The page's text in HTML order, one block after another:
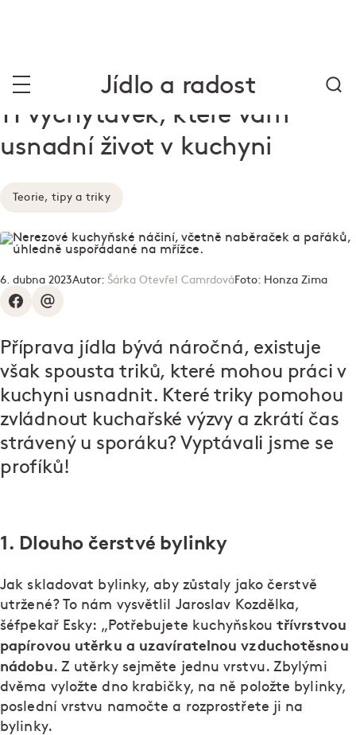
Jídlo a radost
11 vychytávek, které vám
usnadní život v kuchyni
Teorie, tipy a triky
6. dubna 2023Autor: Šárka Otevřel CamrdováFoto: Honza Zima
Příprava jídla bývá náročná, existuje
však spousta triků, které mohou práci v
kuchyni usnadnit. Které triky pomohou
zvládnout kuchařské výzvy a zkrátí čas
strávený u sporáku? Vyptávali jsme se
profíků!
1. Dlouho čerstvé bylinky
Jak skladovat bylinky, aby zůstaly jako čerstvě
utržené? To nám vysvětlil Jaroslav Kozdělka,
šéfpekař Esky: „Potřebujete kuchyňskou třívrstvou
papírovou utěrku a uzavíratelnou vzduchotěsnou
nádobu. Z utěrky sejměte jednu vrstvu. Zbylými
dvěma vyložte dno krabičky, na ně položte bylinky,
poslední vrstvu namočte a rozprostřete ji na
bylinky.